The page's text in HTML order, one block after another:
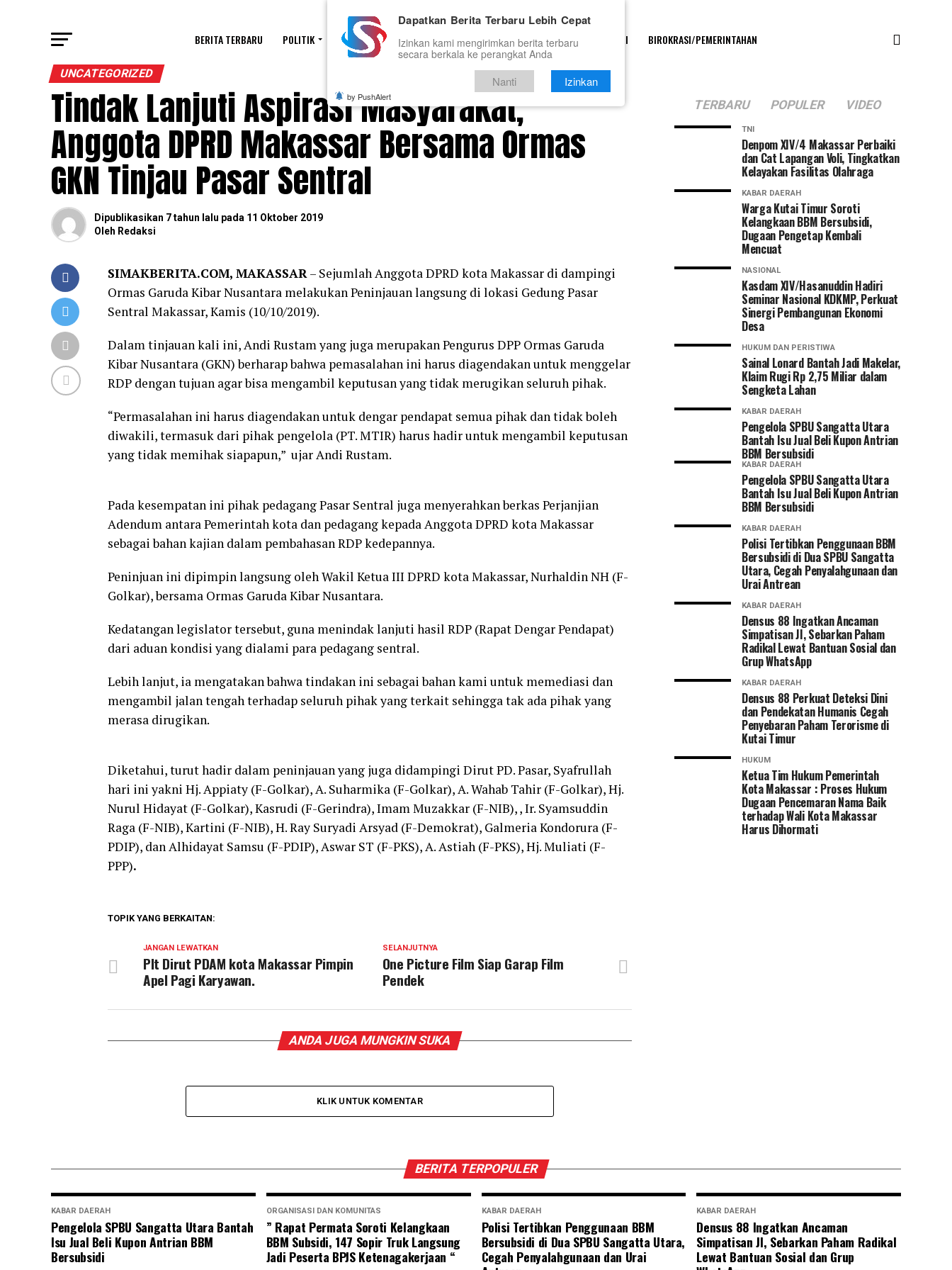
BERITA TERBARU POLITIK HUKUM PENDIDIKAN OLAHRAGA OPINI TNI DAN POLRI BIROKRASI/PEMERINTAHAN
UNCATEGORIZED
Tindak Lanjuti Aspirasi Masyarakat,
Anggota DPRD Makassar Bersama Ormas
GKN Tinjau Pasar Sentral
Dipublikasikan 7 tahun lalu pada 11 Oktober 2019
Oleh Redaksi
SIMAKBERITA.COM, MAKASSAR– Sejumlah Anggota DPRD kota Makassar di dampingi
Ormas Garuda Kibar Nusantara melakukan Peninjauan langsung di lokasi Gedung Pasar
Sentral Makassar, Kamis (10/10/2019).
Dalam tinjauan kali ini, Andi Rustam yang juga merupakan Pengurus DPP Ormas Garuda
Kibar Nusantara (GKN) berharap bahwa pemasalahan ini harus diagendakan untuk menggelar
RDP dengan tujuan agar bisa mengambil keputusan yang tidak merugikan seluruh pihak.
“Permasalahan ini harus diagendakan untuk dengar pendapat semua pihak dan tidak boleh
diwakili, termasuk dari pihak pengelola (PT. MTIR) harus hadir untuk mengambil keputusan
yang tidak memihak siapapun,” ujar Andi Rustam.
Pada kesempatan ini pihak pedagang Pasar Sentral juga menyerahkan berkas Perjanjian
Adendum antara Pemerintah kota dan pedagang kepada Anggota DPRD kota Makassar
sebagai bahan kajian dalam pembahasan RDP kedepannya.
Peninjuan ini dipimpin langsung oleh Wakil Ketua III DPRD kota Makassar, Nurhaldin NH (F-
Golkar), bersama Ormas Garuda Kibar Nusantara.
Kedatangan legislator tersebut, guna menindak lanjuti hasil RDP (Rapat Dengar Pendapat)
dari aduan kondisi yang dialami para pedagang sentral.
Lebih lanjut, ia mengatakan bahwa tindakan ini sebagai bahan kami untuk memediasi dan
mengambil jalan tengah terhadap seluruh pihak yang terkait sehingga tak ada pihak yang
merasa dirugikan.
Diketahui, turut hadir dalam peninjauan yang juga didampingi Dirut PD. Pasar, Syafrullah
hari ini yakni Hj. Appiaty (F-Golkar), A. Suharmika (F-Golkar), A. Wahab Tahir (F-Golkar), Hj.
Nurul Hidayat (F-Golkar), Kasrudi (F-Gerindra), Imam Muzakkar (F-NIB), , Ir. Syamsuddin
Raga (F-NIB), Kartini (F-NIB), H. Ray Suryadi Arsyad (F-Demokrat), Galmeria Kondorura (F-
PDIP), dan Alhidayat Samsu (F-PDIP), Aswar ST (F-PKS), A. Astiah (F-PKS), Hj. Muliati (F-
PPP).
TOPIK YANG BERKAITAN:
SELANJUTNYA
One Picture Film Siap Garap Film
Pendek
JANGAN LEWATKAN
Plt Dirut PDAM kota Makassar Pimpin
Apel Pagi Karyawan.
ANDA JUGA MUNGKIN SUKA
KLIK UNTUK KOMENTAR
TERBARU POPULER VIDEO
TNI
Denpom XIV/4 Makassar Perbaiki
dan Cat Lapangan Voli, Tingkatkan
Kelayakan Fasilitas Olahraga
KABAR DAERAH
Warga Kutai Timur Soroti
Kelangkaan BBM Bersubsidi,
Dugaan Pengetap Kembali
Mencuat
NASIONAL
Kasdam XIV/Hasanuddin Hadiri
Seminar Nasional KDKMP, Perkuat
Sinergi Pembangunan Ekonomi
Desa
HUKUM DAN PERISTIWA
Sainal Lonard Bantah Jadi Makelar,
Klaim Rugi Rp 2,75 Miliar dalam
Sengketa Lahan
KABAR DAERAH
Pengelola SPBU Sangatta Utara
Bantah Isu Jual Beli Kupon Antrian
BBM Bersubsidi
KABAR DAERAH
Pengelola SPBU Sangatta Utara
Bantah Isu Jual Beli Kupon Antrian
BBM Bersubsidi
KABAR DAERAH
Polisi Tertibkan Penggunaan BBM
Bersubsidi di Dua SPBU Sangatta
Utara, Cegah Penyalahgunaan dan
Urai Antrean
KABAR DAERAH
Densus 88 Ingatkan Ancaman
Simpatisan JI, Sebarkan Paham
Radikal Lewat Bantuan Sosial dan
Grup WhatsApp
KABAR DAERAH
Densus 88 Perkuat Deteksi Dini
dan Pendekatan Humanis Cegah
Penyebaran Paham Terorisme di
Kutai Timur
HUKUM
Ketua Tim Hukum Pemerintah
Kota Makassar : Proses Hukum
Dugaan Pencemaran Nama Baik
terhadap Wali Kota Makassar
Harus Dihormati
BERITA TERPOPULER
KABAR DAERAH
Pengelola SPBU Sangatta Utara Bantah
Isu Jual Beli Kupon Antrian BBM
Bersubsidi
ORGANISASI DAN KOMUNITAS
” Rapat Permata Soroti Kelangkaan
BBM Subsidi, 147 Sopir Truk Langsung
Jadi Peserta BPJS Ketenagakerjaan “
KABAR DAERAH
Polisi Tertibkan Penggunaan BBM
Bersubsidi di Dua SPBU Sangatta Utara,
Cegah Penyalahgunaan dan Urai
KABAR DAERAH
Densus 88 Ingatkan Ancaman
Simpatisan JI, Sebarkan Paham Radikal
Lewat Bantuan Sosial dan Grup
Dapatkan Berita Terbaru Lebih Cepat
Izinkan kami mengirimkan berita terbaru
secara berkala ke perangkat Anda
Nanti Izinkan
by PushAlert